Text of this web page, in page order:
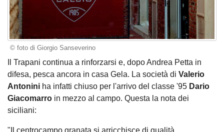
© foto di Giorgio Sanseverino
Il Trapani continua a rinforzarsi e, dopoAndrea Petta in
difesa, pesca ancora in casa Gela. La società di Valerio
Antonini ha infatti chiuso per l'arrivo del classe '95 Dario
Giacomarro in mezzo al campo. Questa la nota dei
siciliani:
"Il centrocampo granata si arricchisce di qualità,